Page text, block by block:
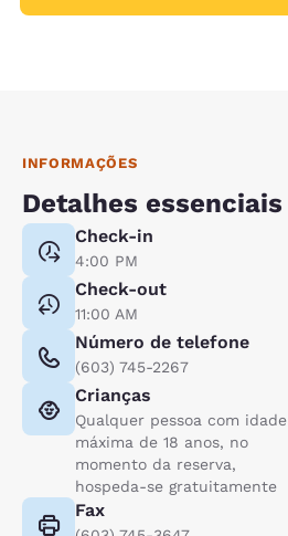
INFORMAÇÕES
Detalhes essenciais
Check-in
4:00 PM
Check-out
11:00 AM
Número de telefone
(603) 745-2267
Crianças
Qualquer pessoa com idade
máxima de 18 anos, no
momento da reserva,
hospeda-se gratuitamente
Fax